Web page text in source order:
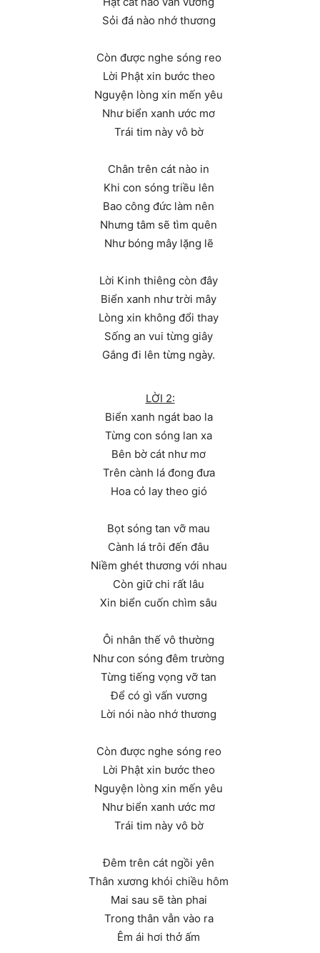
Sỏi đá nào nhớ thương
Còn được nghe sóng reo
Lời Phật xin bước theo
Nguyện lòng xin mến yêu
Như biển xanh ước mơ
Trái tim này vô bờ
Chân trên cát nào in
Khi con sóng triều lên
Bao công đức làm nên
Nhưng tâm sẽ tìm quên
Như bóng mây lặng lẽ
Lời Kinh thiêng còn đây
Biển xanh như trời mây
Lòng xin không đổi thay
Sống an vui từng giây
Gắng đi lên từng ngày.
LỜI 2:
Biển xanh ngát bao la
Từng con sóng lan xa
Bên bờ cát như mơ
Trên cành lá đong đưa
Hoa cỏ lay theo gió
Bọt sóng tan vỡ mau
Cành lá trôi đến đâu
Niềm ghét thương với nhau
Còn giữ chi rất lâu
Xin biển cuốn chìm sâu
Ôi nhân thế vô thường
Như con sóng đêm trường
Từng tiếng vọng vỡ tan
Để có gì vấn vương
Lời nói nào nhớ thương
Còn được nghe sóng reo
Lời Phật xin bước theo
Nguyện lòng xin mến yêu
Như biển xanh ước mơ
Trái tim này vô bờ
Đêm trên cát ngồi yên
Thân xương khói chiều hôm
Mai sau sẽ tàn phai
Trong thân vẫn vào ra
Êm ái hơi thở ấm